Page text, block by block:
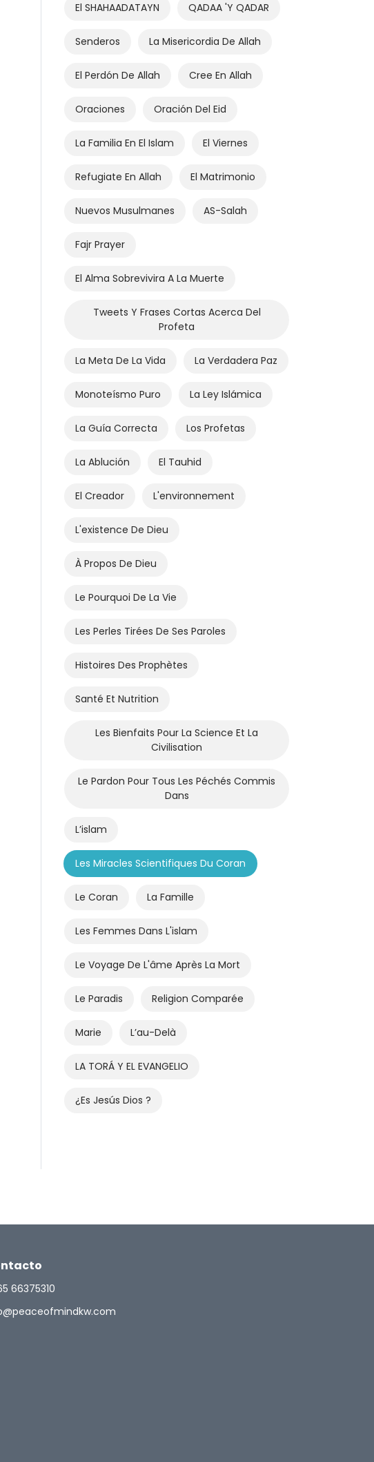
El SHAHAADATAYN QADAA 'y QADAR
Senderos La Misericordia De Allah
El Perdón De Allah Cree En Allah
Oraciones Oración Del Eid
La Familia En El Islam El Viernes
Refugiate En Allah El Matrimonio
Nuevos Musulmanes AS-Salah
Fajr​ Prayer
El Alma Sobrevivira A La Muerte
Tweets Y Frases Cortas Acerca Del
Profeta
La Meta De La Vida La Verdadera Paz
Monoteísmo Puro La Ley Islámica
La Guía Correcta Los Profetas
La Ablución El Tauhid
El Creador L'environnement
L'existence De Dieu
À Propos De Dieu
Le Pourquoi De La Vie
Les Perles Tirées De Ses Paroles
Histoires Des Prophètes
Santé Et Nutrition
Les Bienfaits Pour La Science Et La
Civilisation
Le Pardon Pour Tous Les Péchés Commis
Dans
L’islam
Les Miracles Scientifiques Du Coran
Le Coran La Famille
Les Femmes Dans L'islam
Le Voyage De L'âme Après La Mort
Le Paradis Religion Comparée
Marie L’au-Delà
LA TORÁ Y EL EVANGELIO
¿Es Jesús Dios ?
66375310